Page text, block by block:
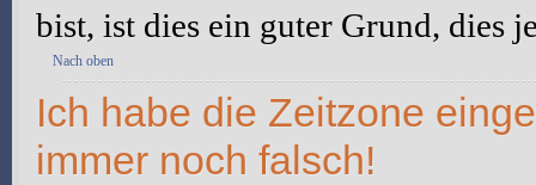
bist, ist dies ein guter Grund, dies
Nach oben
Ich habe die Zeitzone
immer noch falsch!